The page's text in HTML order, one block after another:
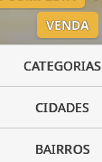
VENDA
CATEGORIAS
CIDADES
BAIRROS